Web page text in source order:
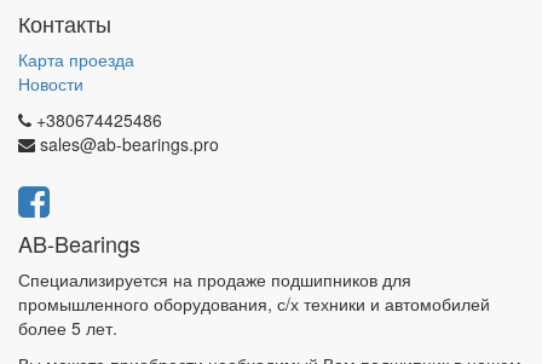
Контакты
Карта проезда
Новости
+380674425486
sales@ab-bearings.pro
AB-Bearings
Специализируется на продаже подшипников для
промышленного оборудования, с/х техники и автомобилей
более 5 лет.